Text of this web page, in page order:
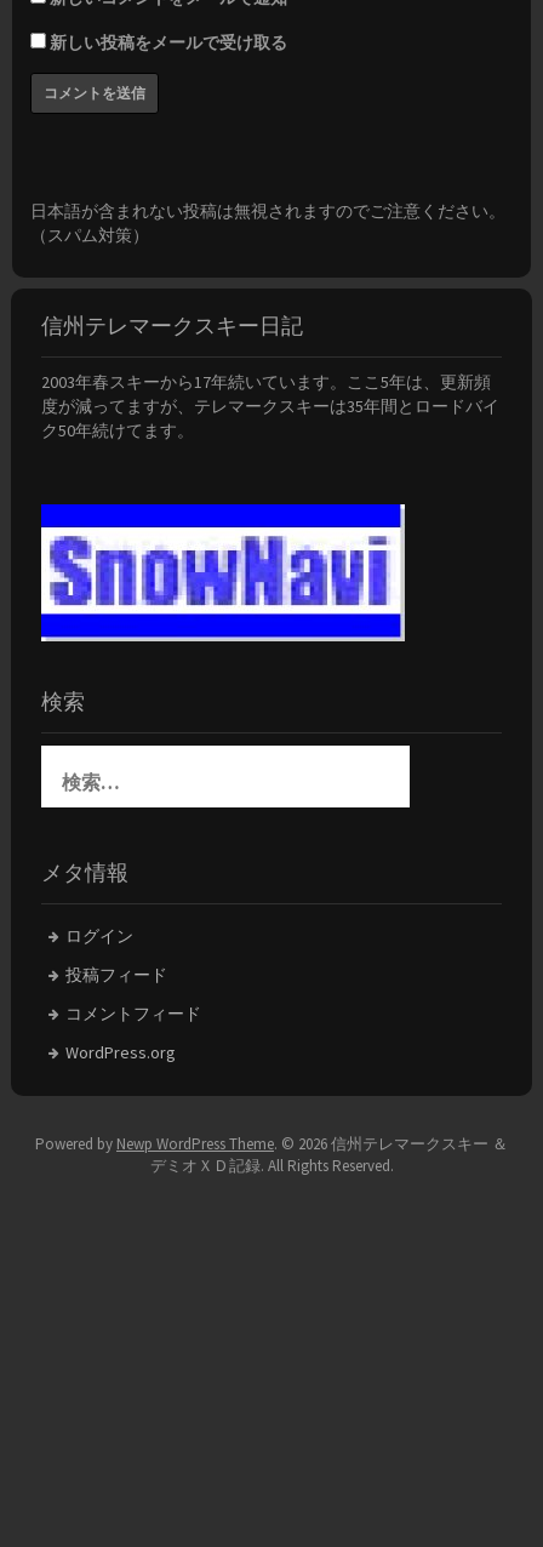
新しい投稿をメールで受け取る
日本語が含まれない投稿は無視されますのでご注意ください。
（スパム対策）
信州テレマークスキー日記
2003年春スキーから17年続いています。ここ5年は、更新頻
度が減ってますが、テレマークスキーは35年間とロードバイ
ク50年続けてます。
検索
メタ情報
ログイン
投稿フィード
コメントフィード
WordPress.org
Powered by Newp WordPress Theme. © 2026 信州テレマークスキー ＆
デミオＸＤ記録. All Rights Reserved.